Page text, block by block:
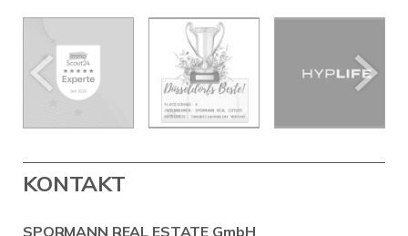
KONTAKT
SPORMANN REAL ESTATE GmbH